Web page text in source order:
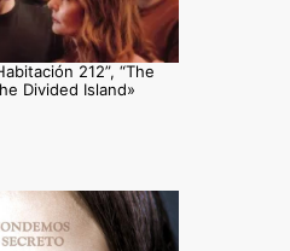
212”, “The
Divided Island»